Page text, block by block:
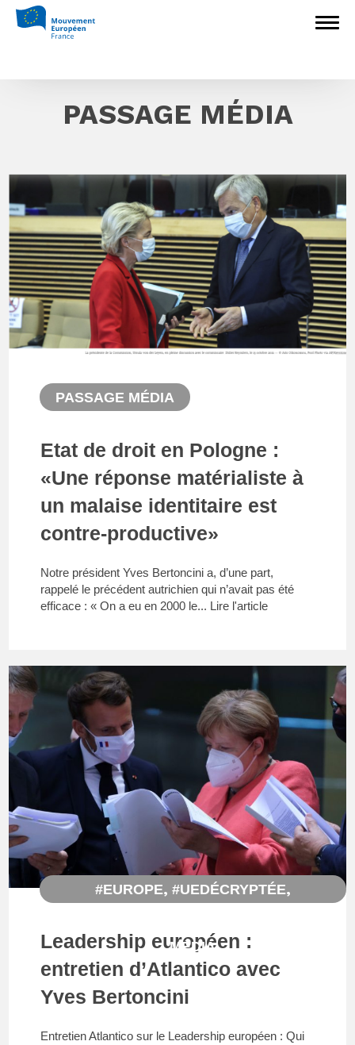
PASSAGE MÉDIA
PASSAGE MÉDIA
Etat de droit en Pologne :
«Une réponse matérialiste à
un malaise identitaire est
contre-productive»
Notre président Yves Bertoncini a, d’une part,
rappelé le précédent autrichien qui n’avait pas été
efficace : « On a eu en 2000 le... Lire l'article
#EUROPE, #UEDÉCRYPTÉE,
MÉDIA
Leadership européen :
entretien d’Atlantico avec
Yves Bertoncini
Entretien Atlantico sur le Leadership européen : Qui